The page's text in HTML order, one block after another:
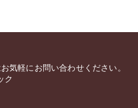
気軽にお問い合わせください。
ク